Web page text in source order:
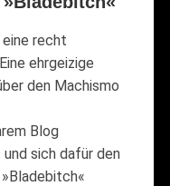
eine recht
ehrgeizige
den Machismo
Blog
sich dafür den